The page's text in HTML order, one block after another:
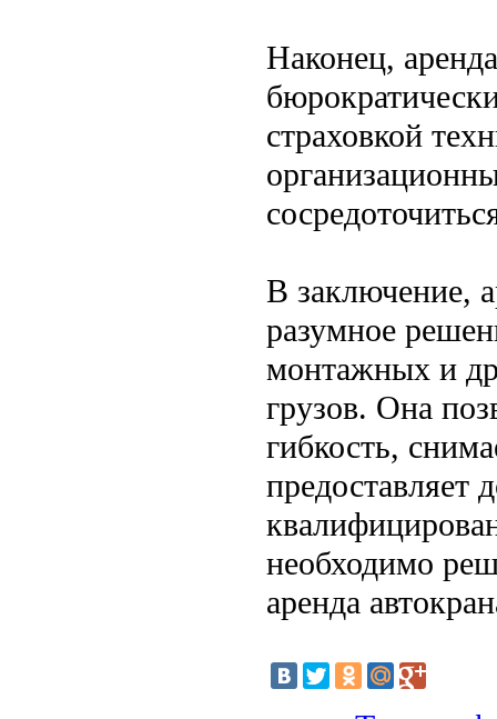
Наконец,
страховкой
В заключение,
разумное
монтажных и
грузов. Она
гибкость,
предоставляет
необходимо
аренда